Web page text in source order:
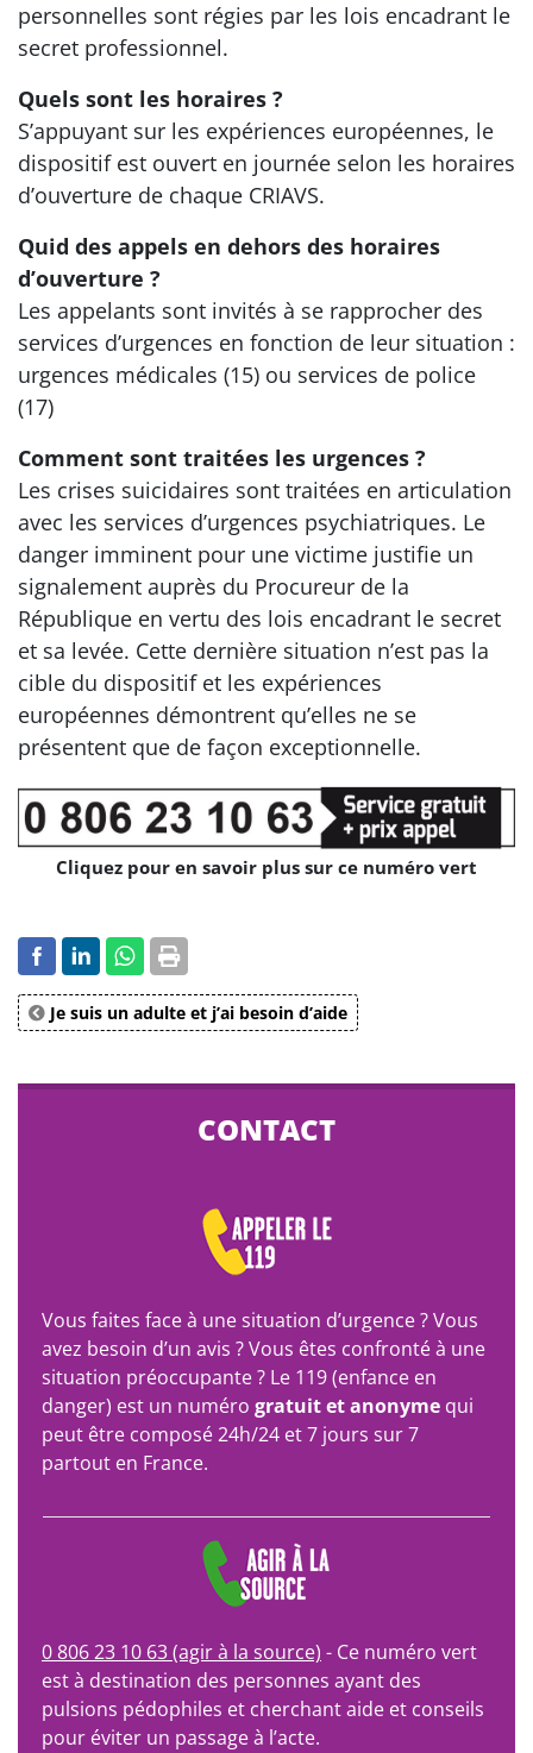
personnelles sont régies par les lois encadrant le
secret professionnel.
Quels sont les horaires ?
S’appuyant sur les expériences européennes, le
dispositif est ouvert en journée selon les horaires
d’ouverture de chaque CRIAVS.
Quid des appels en dehors des horaires
d’ouverture ?
Les appelants sont invités à se rapprocher des
services d’urgences en fonction de leur situation :
urgences médicales (15) ou services de police
(17)
Comment sont traitées les urgences ?
Les crises suicidaires sont traitées en articulation
avec les services d’urgences psychiatriques. Le
danger imminent pour une victime justifie un
signalement auprès du Procureur de la
République en vertu des lois encadrant le secret
et sa levée. Cette dernière situation n’est pas la
cible du dispositif et les expériences
européennes démontrent qu’elles ne se
présentent que de façon exceptionnelle.
Cliquez pour en savoir plus sur ce numéro vert
Je suis un adulte et j’ai besoin d’aide
CONTACT
Vous faites face à une situation d’urgence ? Vous
avez besoin d’un avis ? Vous êtes confronté à une
situation préoccupante ? Le 119 (enfance en
danger) est un numéro gratuit et anonyme qui
peut être composé 24h/24 et 7 jours sur 7
partout en France.
0 806 23 10 63 (agir à la source) - Ce numéro vert
est à destination des personnes ayant des
pulsions pédophiles et cherchant aide et conseils
pour éviter un passage à l’acte.